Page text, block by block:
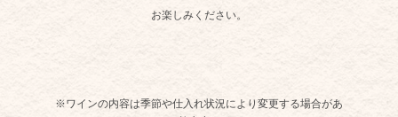
お楽しみください。
※ワインの内容は季節や仕入れ状況により変更する場合があ